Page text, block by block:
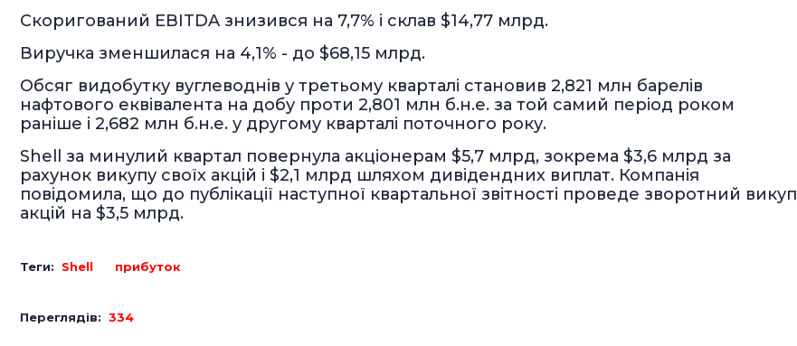
Скоригований EBITDA знизився на 7,7% і склав $14,77 млрд.
Виручка зменшилася на 4,1% - до $68,15 млрд.
Обсяг видобутку вуглеводнів у третьому кварталі становив 2,821 млн барелів
нафтового еквівалента на добу проти 2,801 млн б.н.е. за той самий період роком
раніше і 2,682 млн б.н.е. у другому кварталі поточного року.
Shell за минулий квартал повернула акціонерам $5,7 млрд, зокрема $3,6 млрд за
рахунок викупу своїх акцій і $2,1 млрд шляхом дивідендних виплат. Компанія
повідомила, що до публікації наступної квартальної звітності проведе зворотний викуп
акцій на $3,5 млрд.
Теги: Shell прибуток
Переглядів: 334